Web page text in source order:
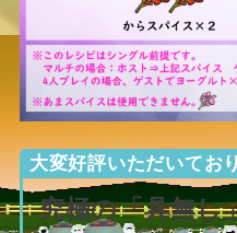
大変好評いただいてお
究極の「具無し